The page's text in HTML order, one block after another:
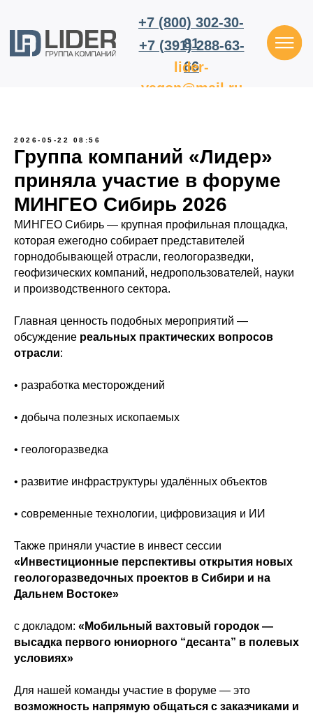
+7 (391) 288-63-
66
lider-
+7 (800) 302-30-
81
2026-05-22 08:56
Группа компаний «Лидер»
приняла участие в форуме
МИНГЕО Сибирь 2026
МИНГЕО Сибирь — крупная профильная площадка,
которая ежегодно собирает представителей
горнодобывающей отрасли, геологоразведки,
геофизических компаний, недропользователей, науки
и производственного сектора.
Главная ценность подобных мероприятий —
обсуждение реальных практических вопросов
отрасли:
• разработка месторождений
• добыча полезных ископаемых
• геологоразведка
• развитие инфраструктуры удалённых объектов
• современные технологии, цифровизация и ИИ
Также приняли участие в инвест сессии
«Инвестиционные перспективы открытия новых
геологоразведочных проектов в Сибири и на
Дальнем Востоке»
с докладом: «Мобильный вахтовый городок —
высадка первого юниорного “десанта” в полевых
условиях»
Для нашей команды участие в форуме — это
возможность напрямую общаться с заказчиками и